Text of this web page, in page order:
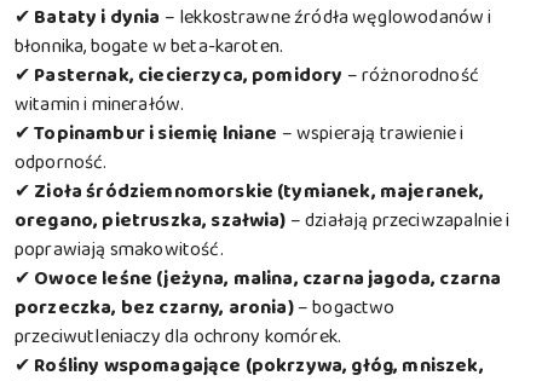
✔ Bataty i dynia – lekkostrawne źródła węglowodanów i
błonnika, bogate w beta-karoten.
✔ Pasternak, ciecierzyca, pomidory – różnorodność
witamin i minerałów.
✔Topinambur i siemię lniane – wspierają trawienie i
odporność.
✔ Zioła śródziemnomorskie (tymianek, majeranek,
oregano, pietruszka, szałwia) – działają przeciwzapalnie i
poprawiają smakowitość.
✔ Owoce leśne (jeżyna, malina, czarna jagoda, czarna
porzeczka, bez czarny, aronia)– bogactwo
przeciwutleniaczy dla ochrony komórek.
✔ Rośliny wspomagające (pokrzywa, głóg, mniszek,